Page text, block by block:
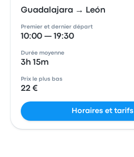
Guadalajara → León
Premier et dernier départ
10:00 — 19:30
Durée moyenne
3h 15m
Prix le plus bas
22 €
Horaires et tarifs